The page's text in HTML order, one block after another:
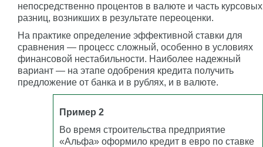
непосредственно процентов в валюте и часть курсовых
разниц, возникших в результате переоценки.
На практике определение эффективной ставки для
сравнения — процесс сложный, особенно в условиях
финансовой нестабильности. Наиболее надежный
вариант — на этапе одобрения кредита получить
предложение от банка и в рублях, и в валюте.
Пример 2
Во время строительства предприятие
«Альфа» оформило кредит в евро по ставке